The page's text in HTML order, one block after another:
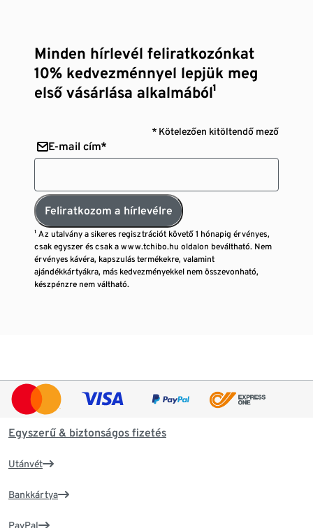
Minden hírlevél feliratkozónkat
10% kedvezménnyel lepjük meg
első vásárlása alkalmából¹
* Kötelezően kitöltendő mező
E-mail cím*
Feliratkozom a hírlevélre
¹ Az utalvány a sikeres regisztrációt követő 1 hónapig érvényes,
csak egyszer és csak a www.tchibo.hu oldalon beváltható. Nem
érvényes kávéra, kapszulás termékekre, valamint
ajándékkártyákra, más kedvezményekkel nem összevonható,
készpénzre nem váltható.
Egyszerű & biztonságos fizetés
Utánvét
Bankkártya
PayPal